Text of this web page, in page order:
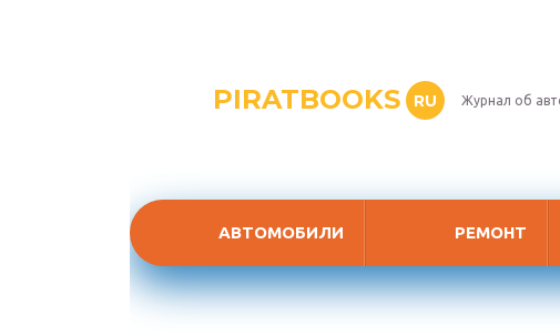
PIRATBOOKS RU Журнал об
АВТОМОБИЛИ РЕМОНТ